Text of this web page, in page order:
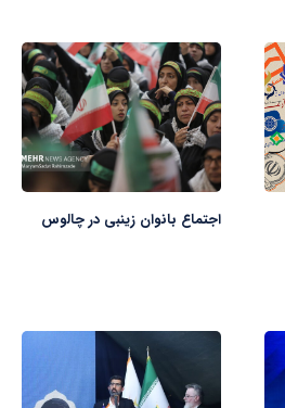
اجتماع بانوان زینبی در چالوس